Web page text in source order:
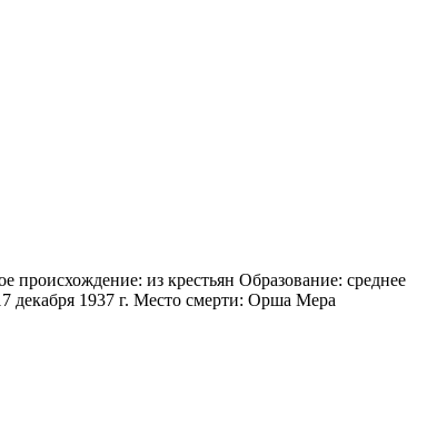
из крестьян Образование: среднее
1937 г. Место смерти: Орша Мера